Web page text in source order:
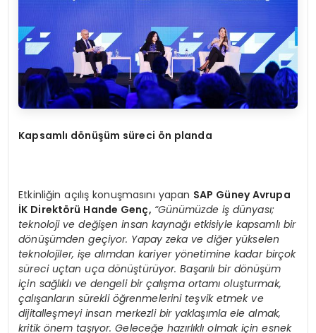
Kapsamlı dönüşüm süreci ön planda
Etkinliğin açılış konuşmasını yapan SAP Güney Avrupa
İK Direktörü Hande Genç, “Günümüzde iş dünyası;
teknoloji ve değişen insan kaynağı etkisiyle kapsamlı bir
dönüşümden geçiyor. Yapay zeka ve diğer yükselen
teknolojiler, işe alımdan kariyer yönetimine kadar birçok
süreci uçtan uça dönüştürüyor. Başarılı bir dönüşüm
için sağlıklı ve dengeli bir çalışma ortamı oluşturmak,
çalışanların sürekli öğrenmelerini teşvik etmek ve
dijitalleşmeyi insan merkezli bir yaklaşımla ele almak,
kritik önem taşıyor. Geleceğe hazırlıklı olmak için esnek